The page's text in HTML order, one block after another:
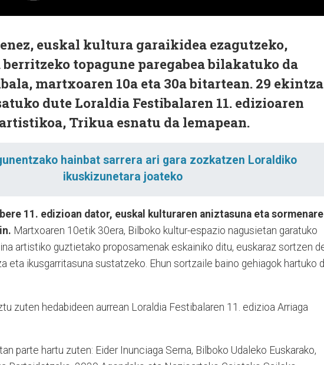
euskal kultura garaikidea ezagutzeko,
berritzeko topagune paregabea bilakatuko da
martxoaren 10a eta 30a bitartean. 29 ekintza
dute Loraldia Festibalaren 11. edizioaren
Trikua esnatu da lemapean.
hainbat sarrera ari gara zozkatzen Loraldiko
ikuskizunetara joateko
11. edizioan dator, euskal kulturaren aniztasuna eta
Martxoaren 10etik 30era, Bilboko kultur-espazio nagusietan garatuko
artistiko guztietako proposamenak eskainiko ditu, euskaraz sortzen
eta ikusgarritasuna sustatzeko. Ehun sortzaile baino gehiagok hartuko
zuten hedabideen aurrean Loraldia Festibalaren 11. edizioa Arriaga
parte hartu zuten: Eider Inunciaga Serna, Bilboko Udaleko Euskarako,